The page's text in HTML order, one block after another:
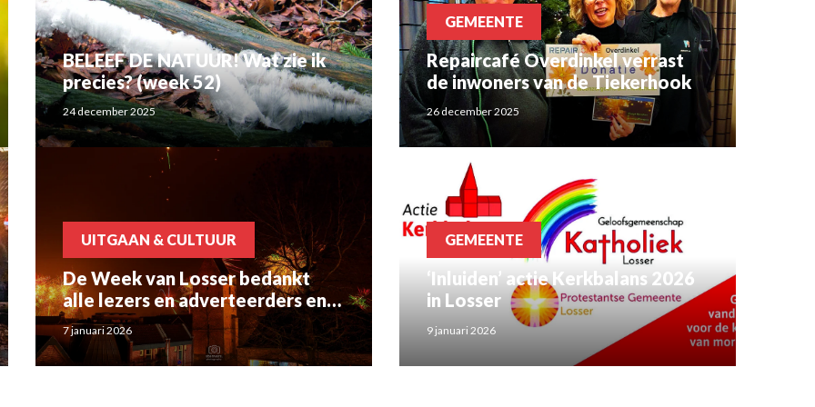
BELEEF DE NATUUR! Wat zie ik
precies? (week 52)
24 december 2025
GEMEENTE
Repaircafé Overdinkel verrast
de inwoners van de Tiekerhook
26 december 2025
UITGAAN & CULTUUR
De Week van Losser bedankt
alle lezers en adverteerders en
wenst iedereen een leesrijk en
gelukkig 2026
7 januari 2026
GEMEENTE
‘Inluiden’ actie Kerkbalans 2026
in Losser
9 januari 2026